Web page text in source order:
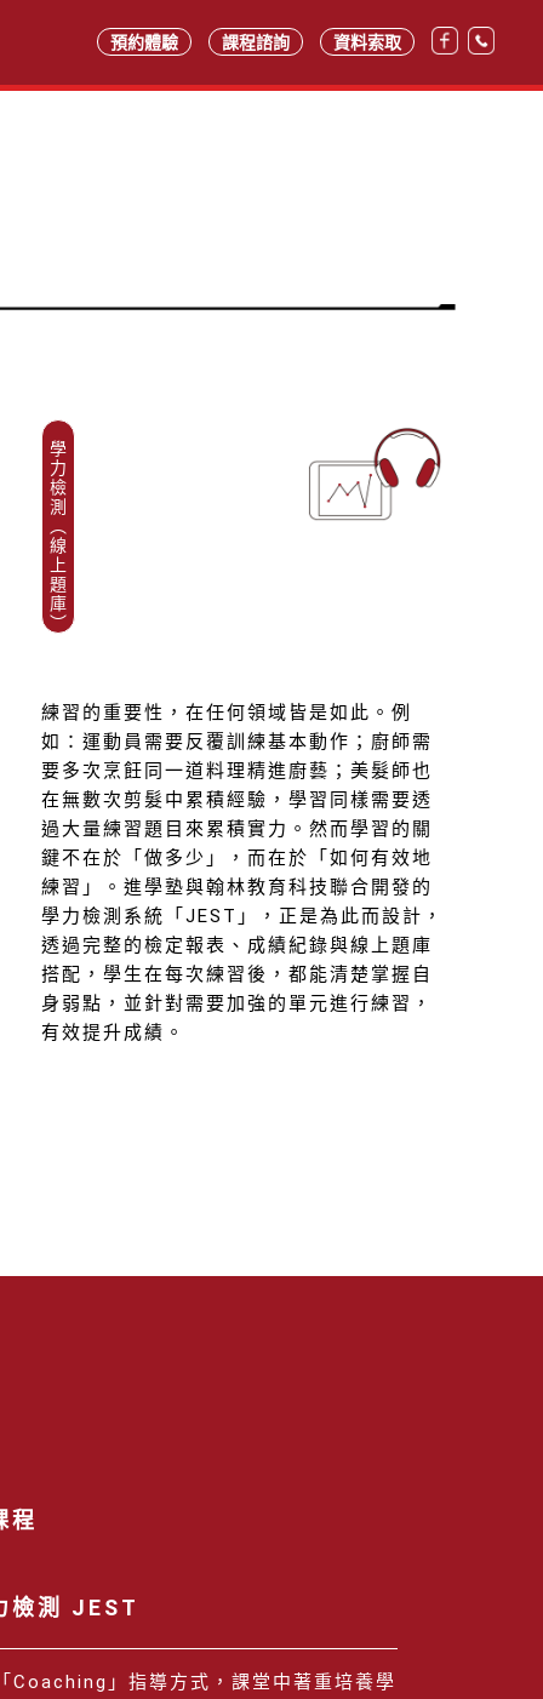
預約體驗 課程諮詢 資料索取
學
力
檢
測
︵
線
上
題
庫
︶
練習的重要性，在任何領域皆是如此。例
如：運動員需要反覆訓練基本動作；廚師需
要多次烹飪同一道料理精進廚藝；美髮師也
在無數次剪髮中累積經驗，學習同樣需要透
過大量練習題目來累積實力。然而學習的關
鍵不在於「做多少」，而在於「如何有效地
練習」。進學塾與翰林教育科技聯合開發的
學力檢測系統「JEST」，正是為此而設計，
透過完整的檢定報表、成績紀錄與線上題庫
搭配，學生在每次練習後，都能清楚掌握自
身弱點，並針對需要加強的單元進行練習，
有效提升成績。
程
檢測 JEST
Coaching」指導方式，課堂中著重培養學